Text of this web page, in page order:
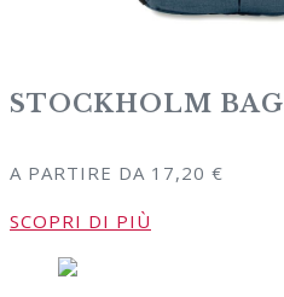
STOCKHOLM BAG
A PARTIRE DA 17,20 €
SCOPRI DI PIÙ